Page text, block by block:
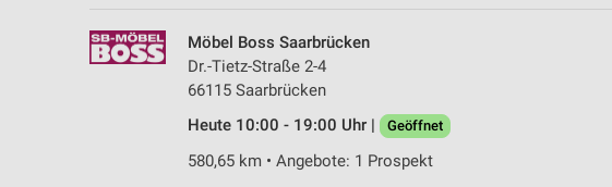
Möbel Boss Saarbrücken
Dr.-Tietz-Straße 2-4
66115 Saarbrücken
Heute 10:00 - 19:00 Uhr |
Geöffnet
580,65 km • Angebote: 1 Prospekt